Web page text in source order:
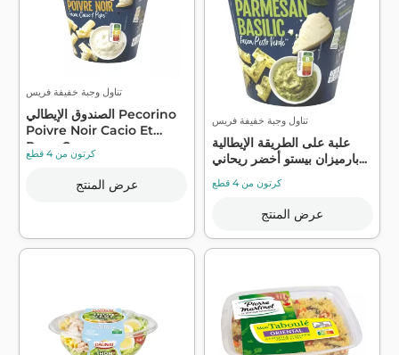
تناول وجبة خفيفة فريس
الصندوق الإيطالي Pecorino
Poivre Noir Cacio Et
Pepe 2...كرتون من 4 قطع
عرض المنتج
تناول وجبة خفيفة فريس
علبة على الطريقة الإيطالية
بارميزان بيستو أخضر ريحاني...
كرتون من 4 قطع
عرض المنتج